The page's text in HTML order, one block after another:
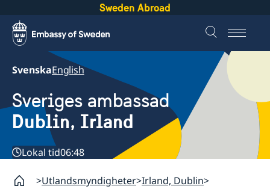
Sweden Abroad
SvenskaEnglish
Sveriges ambassad
Dublin, Irland
Lokal tid06:48
Utlandsmyndigheter Irland, Dublin